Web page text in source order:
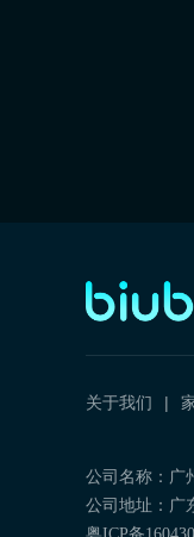
关于我们
公司名称：广
公司地址：广